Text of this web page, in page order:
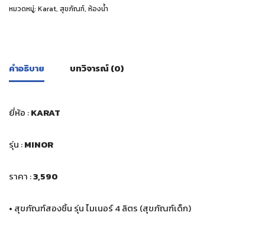
หมวดหมู่: Karat, สุขภัณฑ์, ห้องน้ำ
คำอธิบาย บทวิจารณ์ (0)
ยี่ห้อ :KARAT
รุ่น :MINOR
ราคา :3,590
• สุขภัณฑ์สองชิ้น รุ่น ไมเนอร์ 4 ลิตร (สุขภัณฑ์เด็ก)